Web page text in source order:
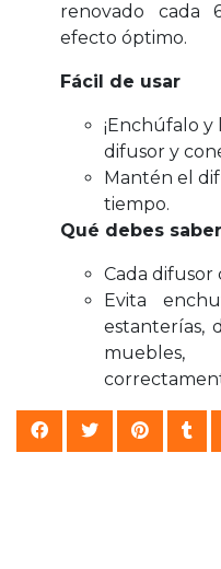
renovado cada
efecto óptimo.
Fácil de usar
¡Enchúfalo y
difusor y
Mantén el
tiempo.
Qué debes saber
Cada difusor
Evita
estanterías,
muebles,